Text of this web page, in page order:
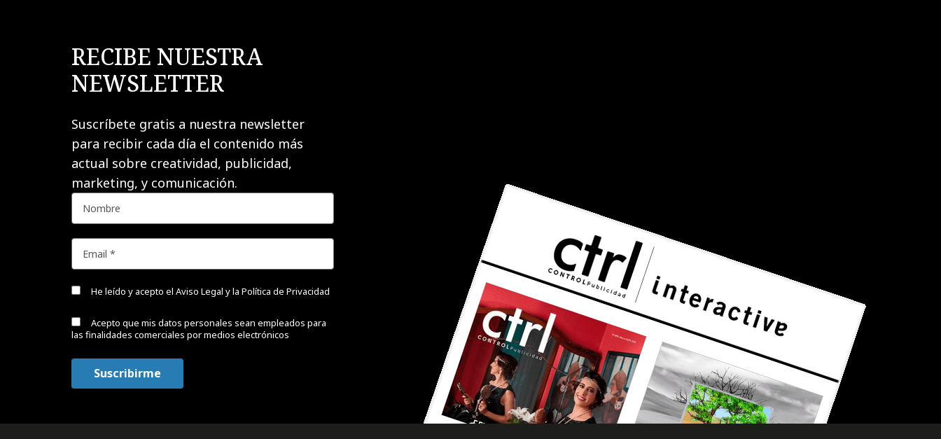
RECIBE NUESTRA
NEWSLETTER
Suscríbete gratis a nuestra newsletter
para recibir cada día el contenido más
actual sobre creatividad, publicidad,
marketing, y comunicación.
He leído y acepto el Aviso Legal y la Política de Privacidad
Acepto que mis datos personales sean empleados para
las finalidades comerciales por medios electrónicos